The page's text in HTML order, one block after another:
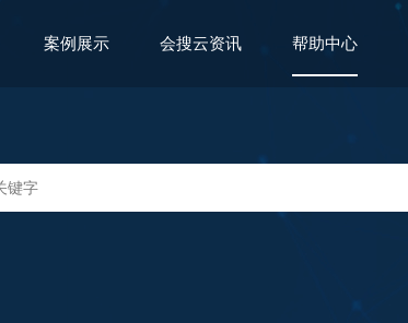
案例展示 会搜云资讯 帮助中心